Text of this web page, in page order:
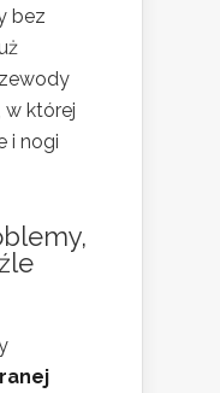
bez
w której
i nogi